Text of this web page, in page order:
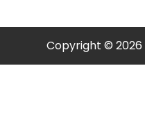
Copyright © 2026